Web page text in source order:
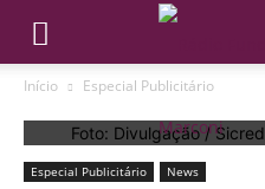
Início Especial Publicitário
Foto: Divulgação / Sicred
Especial Publicitário News